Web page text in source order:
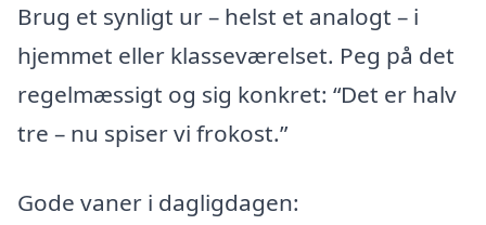
Brug et synligt ur – helst et analogt – i
hjemmet eller klasseværelset. Peg på det
regelmæssigt og sig konkret: “Det er halv
tre – nu spiser vi frokost.”
Gode vaner i dagligdagen: